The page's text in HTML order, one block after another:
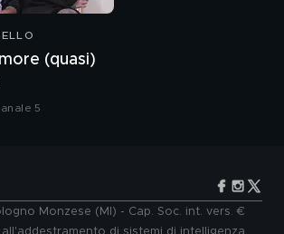
(quasi)
5
Monzese (MI) - Cap. Soc. int. vers. €